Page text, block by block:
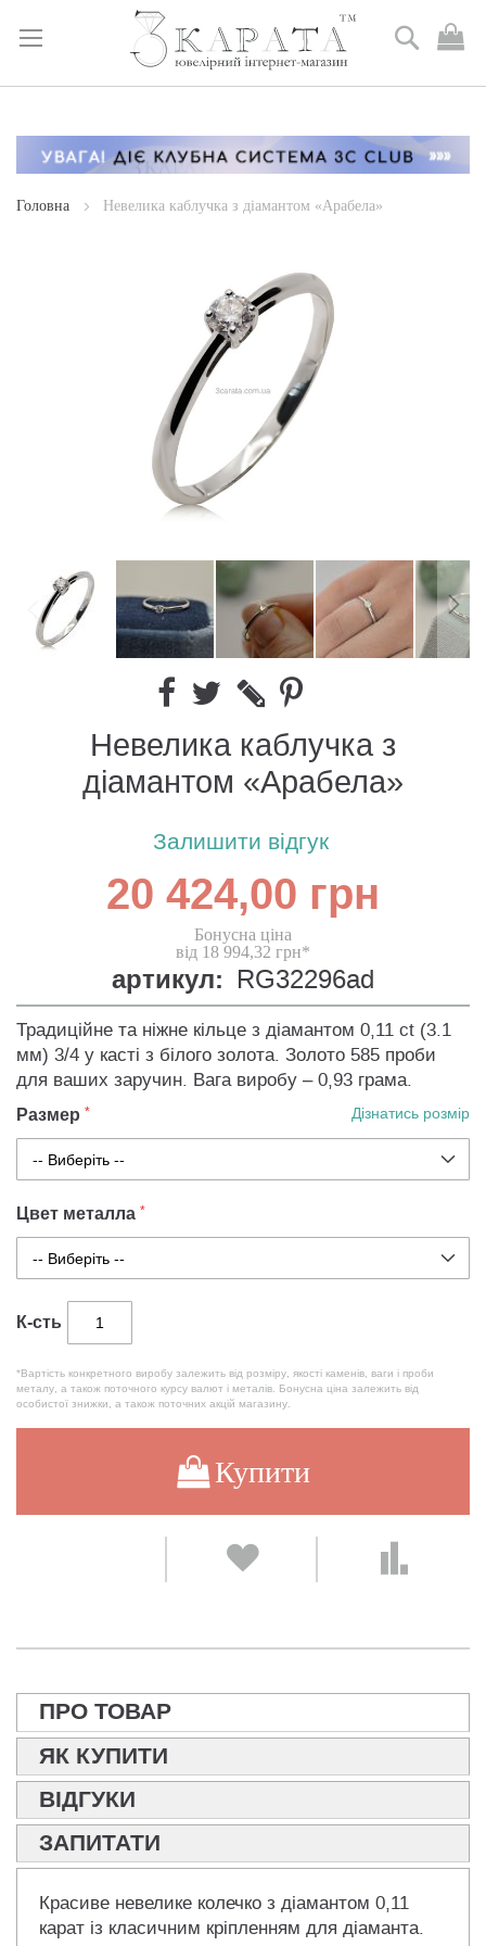
Skip
Content
Пошук
Головна Невелика каблучка з діамантом «Арабела»
Невелика каблучка з
діамантом «Арабела»
Залишити відгук
20 424,00 грн
Бонусна ціна
від 18 994,32 грн*
артикул: RG32296ad
Традиційне та ніжне кільце з діамантом 0,11 ct (3.1
мм) 3/4 у касті з білого золота. Золото 585 проби
для ваших заручин. Вага виробу – 0,93 грама.
Размер Дізнатись розмір
Цвет металла
К-сть
*Вартість конкретного виробу залежить від розміру, якості каменів, ваги і проби
металу, а також поточного курсу валют і металів. Бонусна ціна залежить від
особистої знижки, а також поточних акцій магазину.
Купити
ПРО ТОВАР
ЯК КУПИТИ
ВІДГУКИ
ЗАПИТАТИ
Красиве невелике колечко з діамантом 0,11
карат із класичним кріпленням для діаманта.